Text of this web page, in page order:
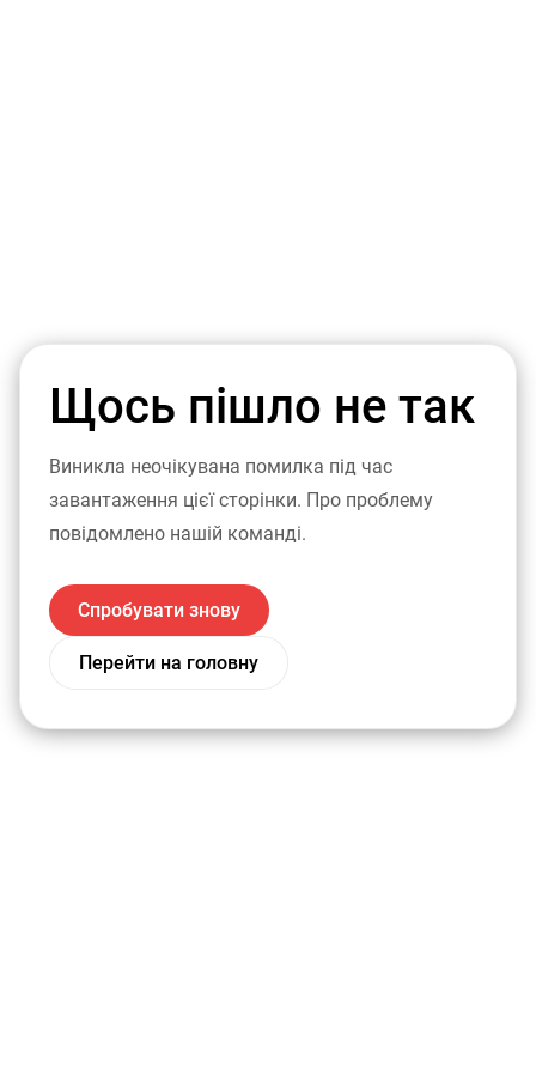
Щось пішло не так
Виникла неочікувана помилка під час
завантаження цієї сторінки. Про проблему
повідомлено нашій команді.
Спробувати знову
Перейти на головну